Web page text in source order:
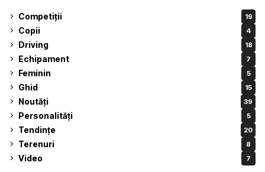
Competiții 19
Copii 4
Driving 18
Echipament 7
Feminin 5
Ghid 15
Noutăți 39
Personalități 5
Tendințe 20
Terenuri 8
Video 7